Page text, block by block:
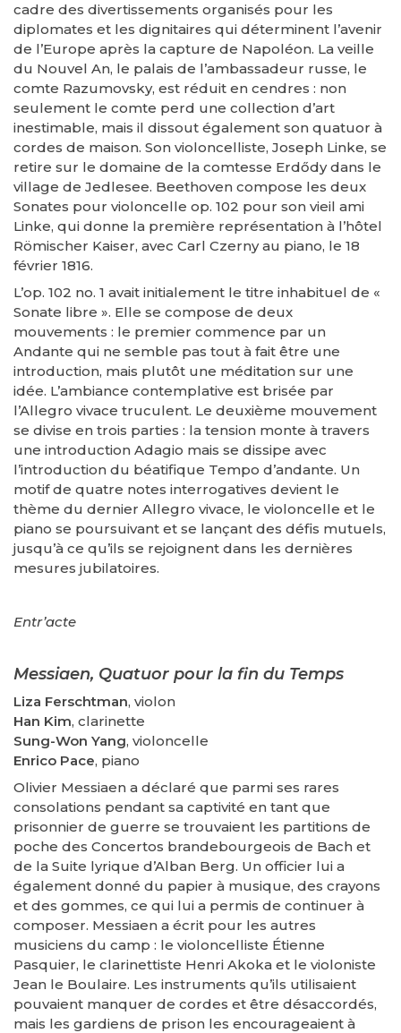
cadre des divertissements organisés pour les
diplomates et les dignitaires qui déterminent l’avenir
de l’Europe après la capture de Napoléon. La veille
du Nouvel An, le palais de l’ambassadeur russe, le
comte Razumovsky, est réduit en cendres : non
seulement le comte perd une collection d’art
inestimable, mais il dissout également son quatuor à
cordes de maison. Son violoncelliste, Joseph Linke, se
retire sur le domaine de la comtesse Erdődy dans le
village de Jedlesee. Beethoven compose les deux
Sonates pour violoncelle op. 102 pour son vieil ami
Linke, qui donne la première représentation à l’hôtel
Römischer Kaiser, avec Carl Czerny au piano, le 18
février 1816.
L’op. 102 no. 1 avait initialement le titre inhabituel de «
Sonate libre ». Elle se compose de deux
mouvements : le premier commence par un
Andante qui ne semble pas tout à fait être une
introduction, mais plutôt une méditation sur une
idée. L’ambiance contemplative est brisée par
l’Allegro vivace truculent. Le deuxième mouvement
se divise en trois parties : la tension monte à travers
une introduction Adagio mais se dissipe avec
l’introduction du béatifique Tempo d’andante. Un
motif de quatre notes interrogatives devient le
thème du dernier Allegro vivace, le violoncelle et le
piano se poursuivant et se lançant des défis mutuels,
jusqu’à ce qu’ils se rejoignent dans les dernières
mesures jubilatoires.
Entr’acte
Messiaen, Quatuor pour la fin du Temps
Liza Ferschtman, violon
Han Kim, clarinette
Sung-Won Yang, violoncelle
Enrico Pace, piano
Olivier Messiaen a déclaré que parmi ses rares
consolations pendant sa captivité en tant que
prisonnier de guerre se trouvaient les partitions de
poche des Concertos brandebourgeois de Bach et
de la Suite lyrique d’Alban Berg. Un officier lui a
également donné du papier à musique, des crayons
et des gommes, ce qui lui a permis de continuer à
composer. Messiaen a écrit pour les autres
musiciens du camp : le violoncelliste Étienne
Pasquier, le clarinettiste Henri Akoka et le violoniste
Jean le Boulaire. Les instruments qu’ils utilisaient
pouvaient manquer de cordes et être désaccordés,
mais les gardiens de prison les encourageaient à